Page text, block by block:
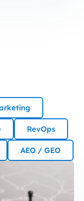
RevOps
AEO / GEO